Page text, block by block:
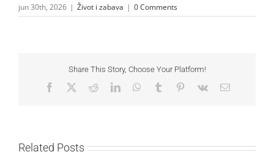
jun 30th, 2026 | Život i zabava | 0 Comments
Share This Story, Choose Your Platform!
Facebook RedditLinkedInWhatsApp
Tumblr Pinterest
Vk Email
Related Posts